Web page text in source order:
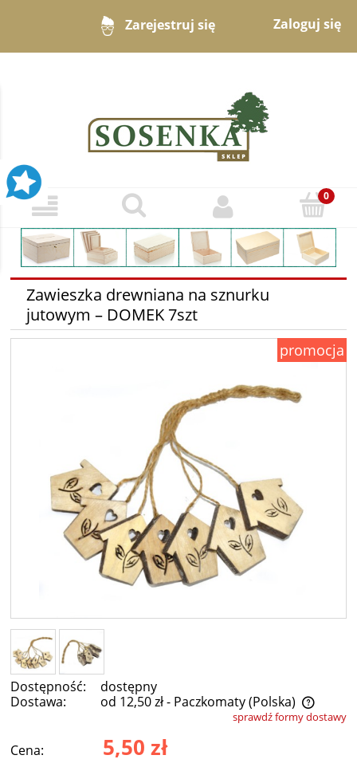
Zarejestruj się Zaloguj się
Zawieszka drewniana na sznurku
jutowym – DOMEK 7szt
promocja
Dostępność:
dostępny
Dostawa:
od 12,50 zł- Paczkomaty(Polska)
Cena nie zawiera ewentualnych kosztów płatnościsprawdź formy dostawy
Cena: 5,50 zł